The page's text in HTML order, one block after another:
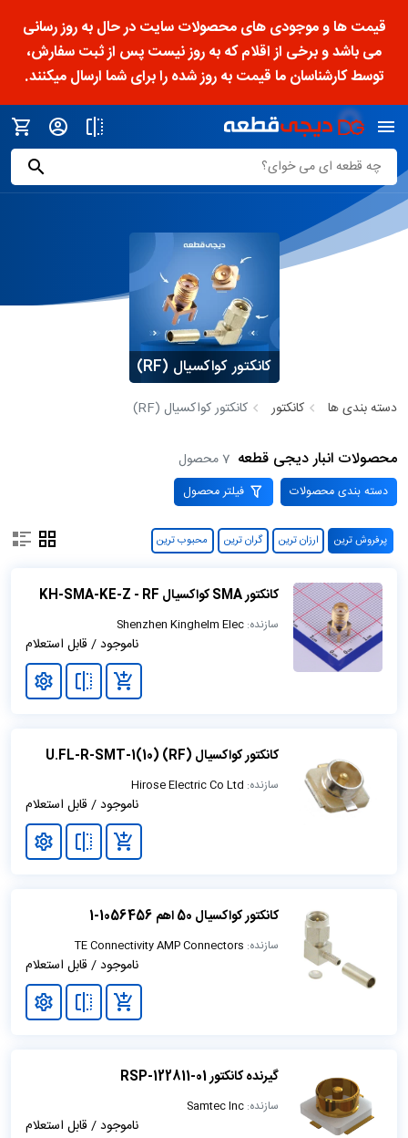
قیمت ها و موجودی های محصولات سایت در حال به روز رسانی
می باشد و برخی از اقلام که به روز نیست پس از ثبت سفارش،
توسط کارشناسان ما قیمت به روز شده را برای شما ارسال میکنند.
کانکتور کواکسیال (RF)
دسته بندی ها کانکتور کانکتور کواکسیال (RF)
محصولات انبار دیجی قطعه 7 محصول
دسته بندی محصولات فیلتر محصول
پرفروش ترین ارزان ترین گران ترین محبوب ترین
کانکتور SMA کواکسیال KH-SMA-KE-Z - RF
سازنده: Shenzhen Kinghelm Elec
ناموجود / قابل استعلام
کانکتور کواکسیال (RF) U.FL-R-SMT-1(10)
سازنده: Hirose Electric Co Ltd
ناموجود / قابل استعلام
کانکتور کواکسیال 50 اهم 1056456-1
سازنده: TE Connectivity AMP Connectors
ناموجود / قابل استعلام
گیرنده کانکتور RSP-122811-01
سازنده: Samtec Inc
ناموجود / قابل استعلام